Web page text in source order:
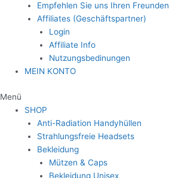
Empfehlen Sie uns Ihren Freunden
Affiliates (Geschäftspartner)
Login
Affiliate Info
Nutzungsbedinungen
MEIN KONTO
Menü
SHOP
Anti-Radiation Handyhüllen
Strahlungsfreie Headsets
Bekleidung
Mützen & Caps
Bekleidung Unisex